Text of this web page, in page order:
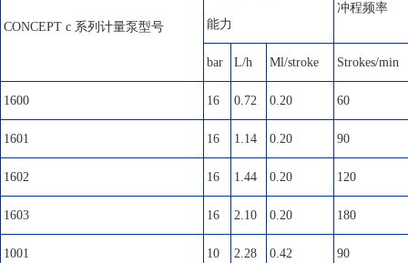
CONCEPT c 系列计量泵型号 能力
冲程频率
bar L/h Ml/stroke Strokes/min
1600 16 0.72 0.20 60
1601 16 1.14 0.20 90
1602 16 1.44 0.20 120
1603 16 2.10 0.20 180
1001 10 2.28 0.42 90